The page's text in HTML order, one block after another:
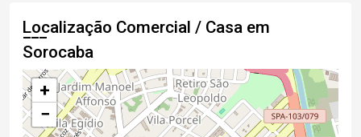
Localização Comercial / Casa em
Sorocaba
+
−